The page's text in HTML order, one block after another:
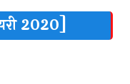
2020]